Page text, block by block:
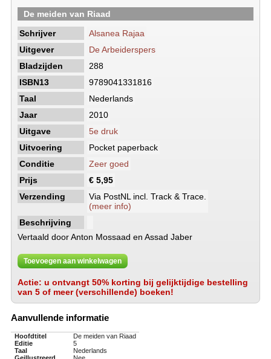
De meiden van Riaad
Schrijver
Alsanea Rajaa
Uitgever
De Arbeiderspers
Bladzijden
288
ISBN13
9789041331816
Taal
Nederlands
Jaar
2010
Uitgave
5e druk
Uitvoering
Pocket paperback
Conditie
Zeer goed
Prijs
€ 5,95
Verzending
Via PostNL incl. Track & Trace.
(meer info)
Beschrijving
Vertaald door Anton Mossaad en Assad Jaber
Toevoegen aan winkelwagen
Actie: u ontvangt 50% korting bij gelijktijdige bestelling
van 5 of meer (verschillende) boeken!
Aanvullende informatie
Hoofdtitel
De meiden van Riaad
Editie
5
Taal
Nederlands